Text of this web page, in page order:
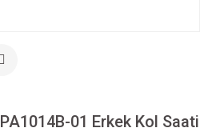
01 Erkek Kol Saati